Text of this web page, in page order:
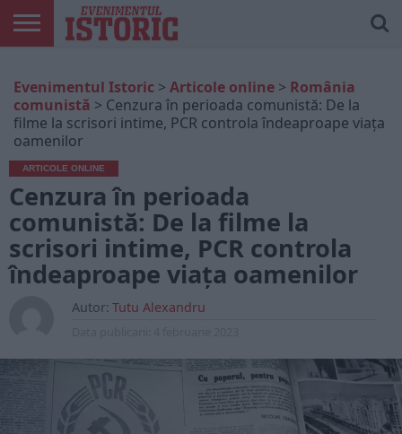
ONLINE
EDIȚII
TIPĂRITE
ISTORIC
PLAY
CONTUL
MEU
Evenimentul Istoric > Articole online > România
comunistă > Cenzura în perioada comunistă: De la
filme la scrisori intime, PCR controla îndeaproape viața
oamenilor
ARTICOLE ONLINE
Cenzura în perioada
comunistă: De la filme la
scrisori intime, PCR controla
îndeaproape viața oamenilor
Autor: Tutu Alexandru